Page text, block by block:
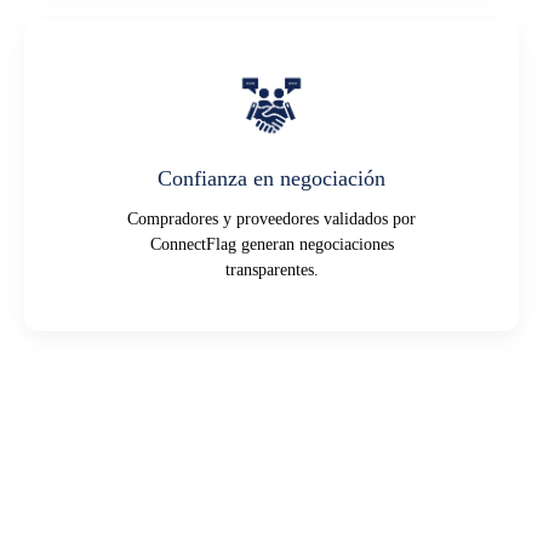
Confianza en negociación
Compradores y proveedores validados por
ConnectFlag generan negociaciones
transparentes.